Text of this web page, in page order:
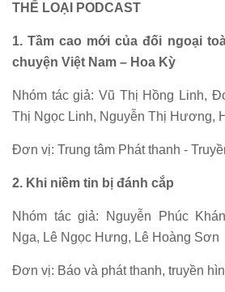
THỂ LOẠI PODCAST
1. Tầm cao mới của đối ngoại
chuyện Việt Nam – Hoa Kỳ
Nhóm tác giả: Vũ Thị Hồng Linh,
Thị Ngọc Linh, Nguyễn Thị Hương,
Đơn vị: Trung tâm Phát thanh -
2. Khi niềm tin bị đánh cắp
Nhóm tác giả: Nguyễn Phúc
Nga, Lê Ngọc Hưng, Lê Hoàng
Đơn vị: Báo và phát thanh, truyền